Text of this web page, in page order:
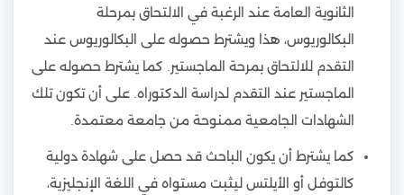
الثانوية العامة عند الرغبة في الالتحاق بمرحلة
البكالوريوس، هذا ويشترط حصوله على البكالوريوس عند
التقدم للالتحاق بمرحة الماجستير. كما يشترط حصوله على
الماجستير عند التقدم لدراسة الدكتوراه. على أن تكون تلك
الشهادات الجامعية ممنوحة من جامعة معتمدة.
كما يشترط أن يكون الباحث قد حصل على شهادة دولية
كالتوفل أو الأيلتس ليثبت مستواه في اللغة الإنجليزية،